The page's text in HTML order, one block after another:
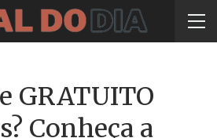
GRATUITO
Conheça a